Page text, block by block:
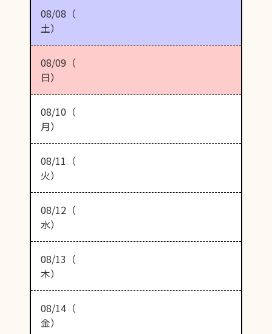
08/08（
土）
08/09（
日）
08/10（
月）
08/11（
火）
08/12（
水）
08/13（
木）
08/14（
金）